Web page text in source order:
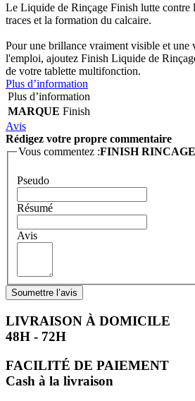
Le Liquide de Rinçage Finish lutte contre
traces et la formation du calcaire.
Pour une brillance vraiment visible et une
l'emploi, ajoutez Finish Liquide de
de votre tablette multifonction.
Plus d’information
Plus d’information
MARQUE Finish
Avis
Rédigez votre propre commentaire
Vous commentez :FINISH
Pseudo
Résumé
Avis
Soumettre l’avis
LIVRAISON À DOMICILE
48H - 72H
FACILITÉ DE PAIEMENT
Cash à la livraison